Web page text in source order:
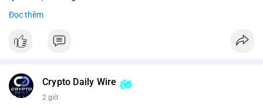
📊 Nguồn: Radar Tâm Lý Thị Trường
- Tin tức quan trọng: Trump Media dự kiến airdrop token cho
cổ đông vào tháng 2.
- Định chế tài chính: Delaware Life đưa BTC vào sản phẩm bảo
hiểm; Galaxy Digital lập quỹ đầu tư 100 triệu USD.
#binancesquare
Đọc thêm
Crypto Daily Wire
2 giờ